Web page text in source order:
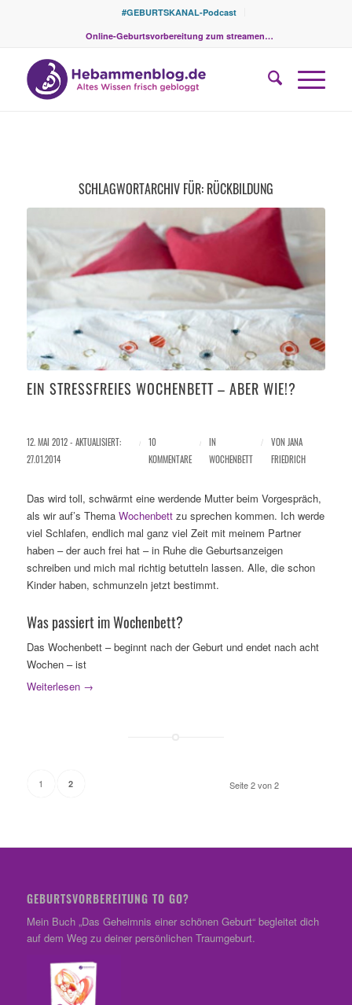
#GEBURTSKANAL-Podcast
Online-Geburtsvorbereitung zum streamen…
SCHLAGWORTARCHIV FÜR: RÜCKBILDUNG
EIN STRESSFREIES WOCHENBETT – ABER WIE!?
12. MAI 2012 - AKTUALISIERT:
27.01.2014
/
10
KOMMENTARE
/
IN
WOCHENBETT
/ VON JANA
FRIEDRICH
Das wird toll, schwärmt eine werdende Mutter beim Vorgespräch,
als wir auf’s Thema Wochenbettzu sprechen kommen. Ich werde
viel Schlafen, endlich mal ganz viel Zeit mit meinem Partner
haben – der auch frei hat – in Ruhe die Geburtsanzeigen
schreiben und mich mal richtig betutteln lassen. Alle, die schon
Kinder haben, schmunzeln jetzt bestimmt.
Was passiert im Wochenbett?
Das Wochenbett – beginnt nach der Geburt und endet nach acht
Wochen – ist
Weiterlesen→
Seite 2 von 2
1 2
GEBURTSVORBEREITUNG TO GO?
Mein Buch „Das Geheimnis einer schönen Geburt“ begleitet dich
auf dem Weg zu deiner persönlichen Traumgeburt.